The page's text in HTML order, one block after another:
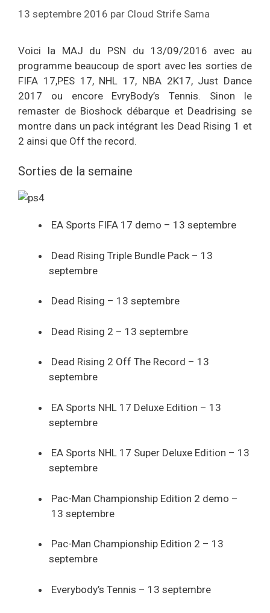
13 septembre 2016 par Cloud Strife Sama
Voici la MAJ du PSN du 13/09/2016 avec au
programme beaucoup de sport avec les sorties de
FIFA 17,PES 17, NHL 17, NBA 2K17, Just Dance
2017 ou encore EvryBody’s Tennis. Sinon le
remaster de Bioshock débarque et Deadrising se
montre dans un pack intégrant les Dead Rising 1 et
2 ainsi que Off the record.
Sorties de la semaine
EA Sports FIFA 17 demo – 13 septembre
Dead Rising Triple Bundle Pack – 13
septembre
Dead Rising – 13 septembre
Dead Rising 2 – 13 septembre
Dead Rising 2 Off The Record – 13
septembre
EA Sports NHL 17 Deluxe Edition – 13
septembre
EA Sports NHL 17 Super Deluxe Edition – 13
septembre
Pac-Man Championship Edition 2 demo –
13 septembre
Pac-Man Championship Edition 2 – 13
septembre
Everybody’s Tennis – 13 septembre